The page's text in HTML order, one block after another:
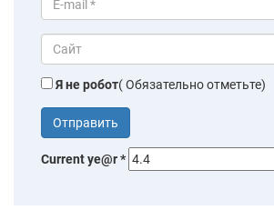
Я не робот( Обязательно отметьте)
Current ye@r*